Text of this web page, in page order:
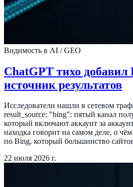
Видимость в AI / GEO
ChatGPT тихо добавил
источник результатов
Исследователи нашли в сетевом
result_source: "bing": пятый канал
который включают аккаунт за
находка говорит на самом деле, о
по Bing, который большинство
22 июля 2026 г.